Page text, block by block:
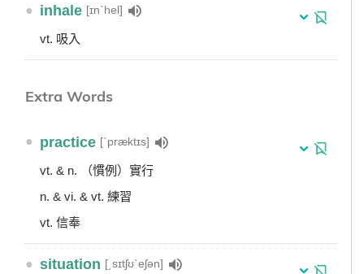
● inhale [ɪnˋhel]
vt. 吸入
Extra Words
● practice [ˋpræktɪs]
vt. & n. （慣例）實行
n. & vi. & vt. 練習
vt. 信奉
● situation [͵sɪtʃʊˋeʃən]